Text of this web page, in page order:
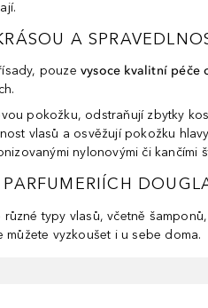
A
pouzevysoce kvalitní péče
pokožku, odstraňují zbytky
vlasů a osvěžují pokožku
nylonovými či kančími
typy vlasů, včetně
vyzkoušet i u sebe doma.